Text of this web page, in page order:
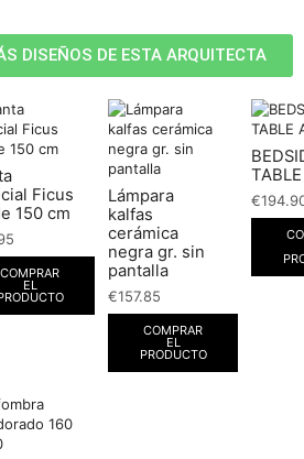
DISEÑOS DE ESTA ARQUITECTA
Ficus
150 cm
COMPRAR
EL
Lámpara
kalfas
cerámica
negra gr. sin
pantalla
€157.85
COMPRAR
EL
PRODUCTO
€